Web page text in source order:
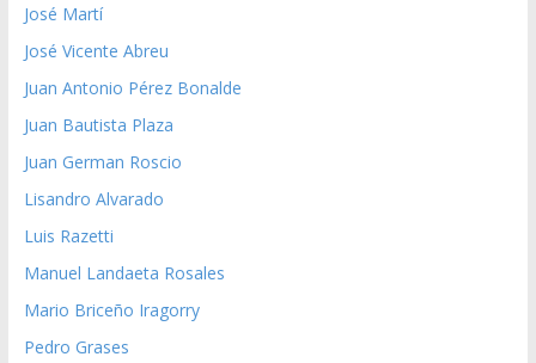
José Martí
José Vicente Abreu
Juan Antonio Pérez Bonalde
Juan Bautista Plaza
Juan German Roscio
Lisandro Alvarado
Luis Razetti
Manuel Landaeta Rosales
Mario Briceño Iragorry
Pedro Grases